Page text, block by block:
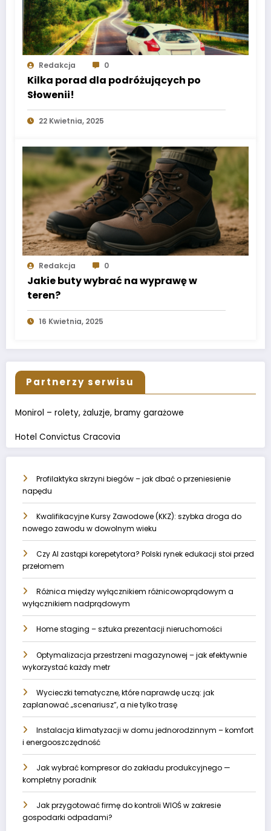
Redakcja 0
Kilka porad dla podróżujących po
Słowenii!
22 Kwietnia, 2025
Redakcja 0
Jakie buty wybrać na wyprawę w
teren?
16 Kwietnia, 2025
Partnerzy serwisu
Monirol – rolety, żaluzje, bramy garażowe
Hotel Convictus Cracovia
Profilaktyka skrzyni biegów – jak dbać o przeniesienie
napędu
Kwalifikacyjne Kursy Zawodowe (KKZ): szybka droga do
nowego zawodu w dowolnym wieku
Czy AI zastąpi korepetytora? Polski rynek edukacji stoi przed
przełomem
Różnica między wyłącznikiem różnicowoprądowym a
wyłącznikiem nadprądowym
Home staging – sztuka prezentacji nieruchomości
Optymalizacja przestrzeni magazynowej – jak efektywnie
wykorzystać każdy metr
Wycieczki tematyczne, które naprawdę uczą: jak
zaplanować „scenariusz”, a nie tylko trasę
Instalacja klimatyzacji w domu jednorodzinnym – komfort
i energooszczędność
Jak wybrać kompresor do zakładu produkcyjnego —
kompletny poradnik
Jak przygotować firmę do kontroli WIOŚ w zakresie
gospodarki odpadami?